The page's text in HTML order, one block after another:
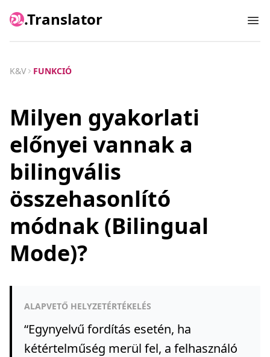
.Translator
K&V FUNKCIÓ
Milyen gyakorlati
előnyei vannak a
bilingvális
összehasonlító
módnak (Bilingual
Mode)?
ALAPVETŐ HELYZETÉRTÉKELÉS
“Egynyelvű fordítás esetén, ha
kétértelműség merül fel, a felhasználó